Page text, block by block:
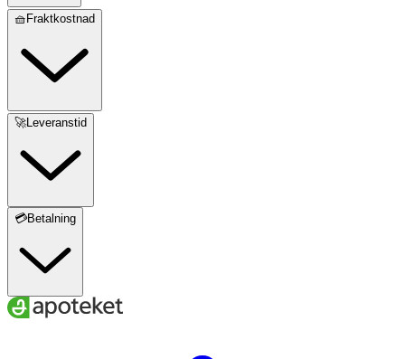
🧺Fraktkostnad
🚀Leveranstid
💳Betalning